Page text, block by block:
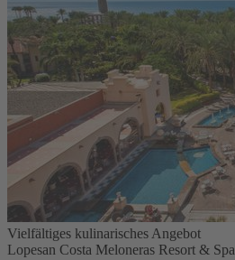
Vielfältiges kulinarisches Angebot
Lopesan Costa Meloneras Resort & Spa